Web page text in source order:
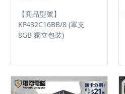
【商品型號】
KF432C16BB/8 (單支
8GB 獨立包裝)